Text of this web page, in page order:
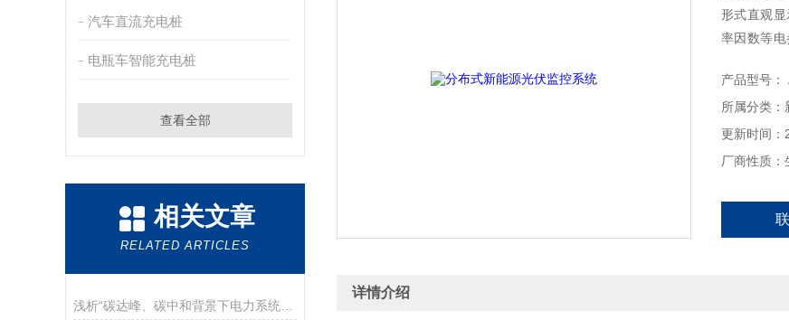
汽车直流充电桩
电瓶车智能充电桩
查看全部
相关文章
RELATED ARTICLES
形式直观
率因数等电
应配电房对
产品型号：
所属分类：
更新时间：
厂商性质：
详情介绍